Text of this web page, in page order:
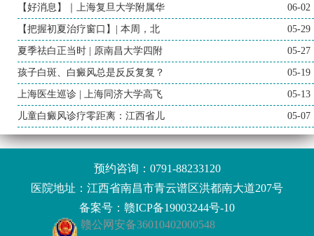
【好消息】｜上海复旦大学附属华 06-02
【把握初夏治疗窗口】| 本周，北 05-29
夏季祛白正当时 | 原南昌大学四附 05-27
孩子白斑、白癜风总是反反复复？ 05-19
上海医生巡诊 | 上海同济大学高飞 05-13
儿童白癜风诊疗零距离：江西省儿 05-07
预约咨询： 0791-88233120
医院地址：江西省南昌市青云谱区洪都南大道207号
备案号： 赣ICP备19003244号-10
赣公网安备36010402000548